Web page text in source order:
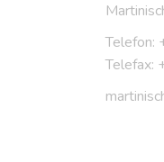
Telefax: